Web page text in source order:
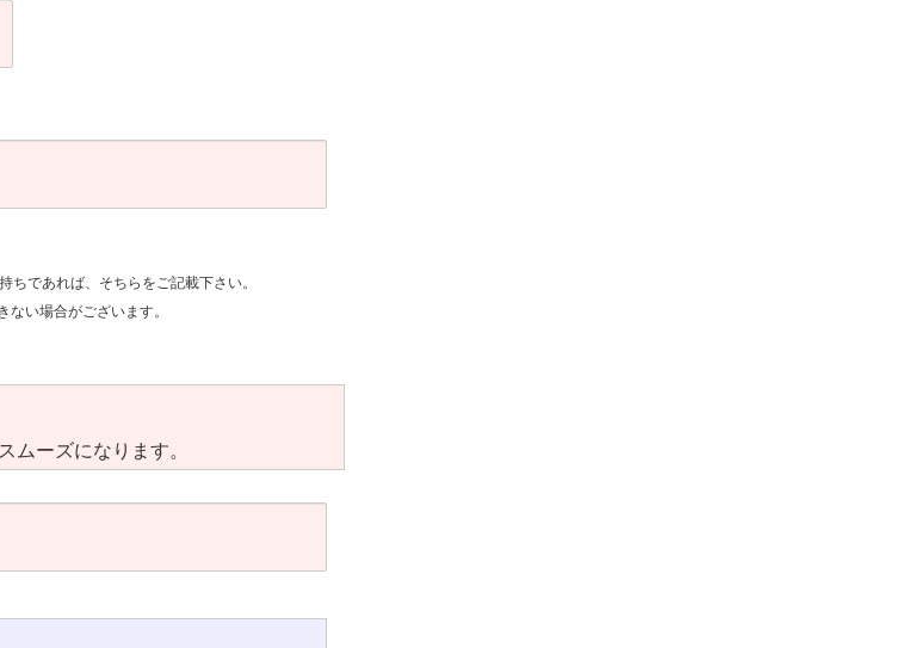
であれば、そちらをご記載下さい。
がございます。
ーズになります。